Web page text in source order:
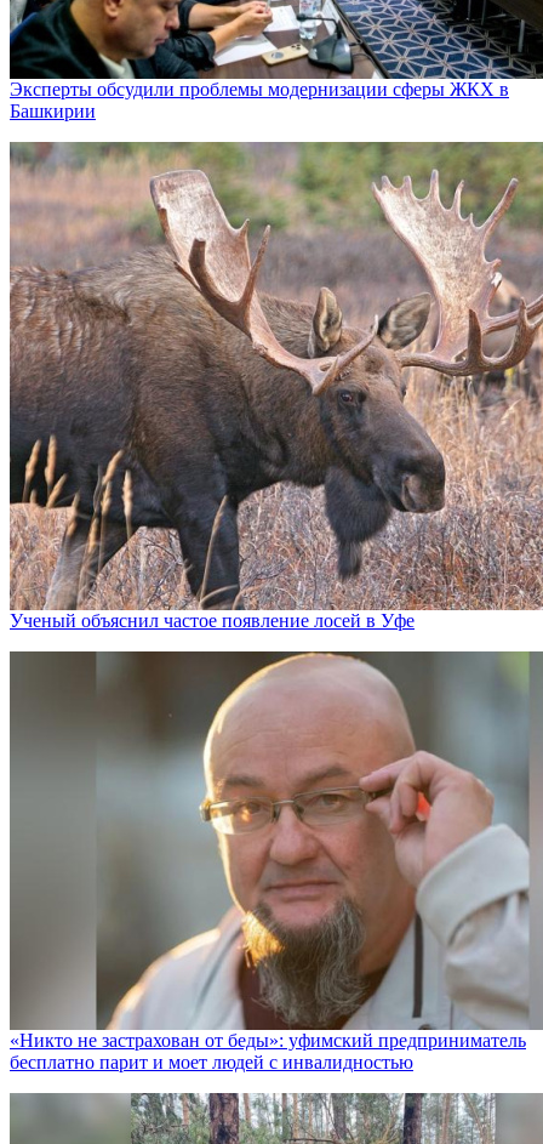
Эксперты обсудили проблемы модернизации сферы ЖКХ в
Башкирии
Ученый объяснил частое появление лосей в Уфе
«Никто не заcтрахован от беды»: уфимский предприниматель
бесплатно парит и моет людей с инвалидностью